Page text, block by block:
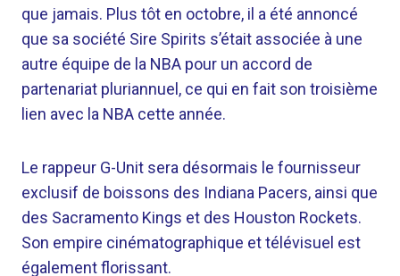
que jamais. Plus tôt en octobre, il a été annoncé
que sa société Sire Spirits s’était associée à une
autre équipe de la NBA pour un accord de
partenariat pluriannuel, ce qui en fait son troisième
lien avec la NBA cette année.
Le rappeur G-Unit sera désormais le fournisseur
exclusif de boissons des Indiana Pacers, ainsi que
des Sacramento Kings et des Houston Rockets.
Son empire cinématographique et télévisuel est
également florissant.